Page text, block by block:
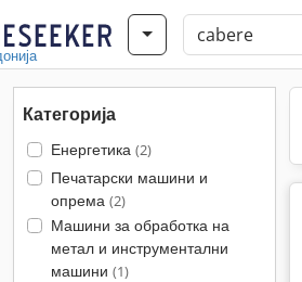
Категорија
Енергетика (2)
Печатарски машини и
опрема (2)
Машини за обработка на
метал и инструментални
машини (1)